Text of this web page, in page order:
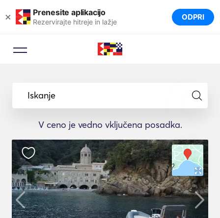
× Prenesite aplikacijo
Rezervirajte hitreje in lažje ODPRI
Iskanje
V ceno je vedno vključena posadka.